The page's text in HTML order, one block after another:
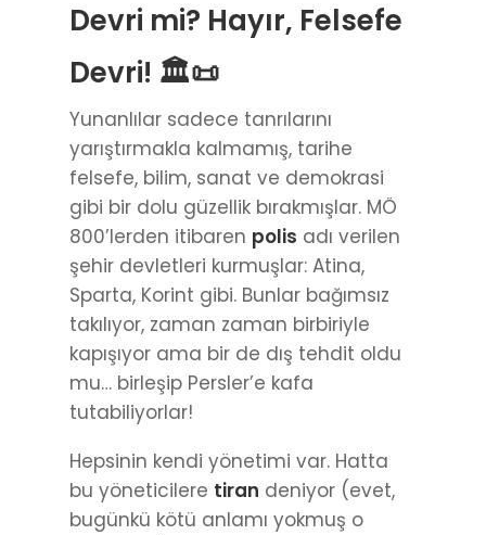
Devri mi? Hayır, Felsefe
Devri! 🏛️📜
Yunanlılar sadece tanrılarını
yarıştırmakla kalmamış, tarihe
felsefe, bilim, sanat ve demokrasi
gibi bir dolu güzellik bırakmışlar. MÖ
800’lerden itibaren polis adı verilen
şehir devletleri kurmuşlar: Atina,
Sparta, Korint gibi. Bunlar bağımsız
takılıyor, zaman zaman birbiriyle
kapışıyor ama bir de dış tehdit oldu
mu… birleşip Persler’e kafa
tutabiliyorlar!
Hepsinin kendi yönetimi var. Hatta
bu yöneticilere tiran deniyor (evet,
bugünkü kötü anlamı yokmuş o